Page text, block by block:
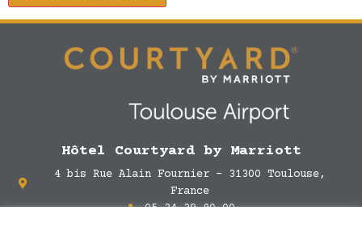
Hôtel Courtyard by Marriott
4 bis Rue Alain Fournier - 31300 Toulouse,
France
05 34 39 80 00